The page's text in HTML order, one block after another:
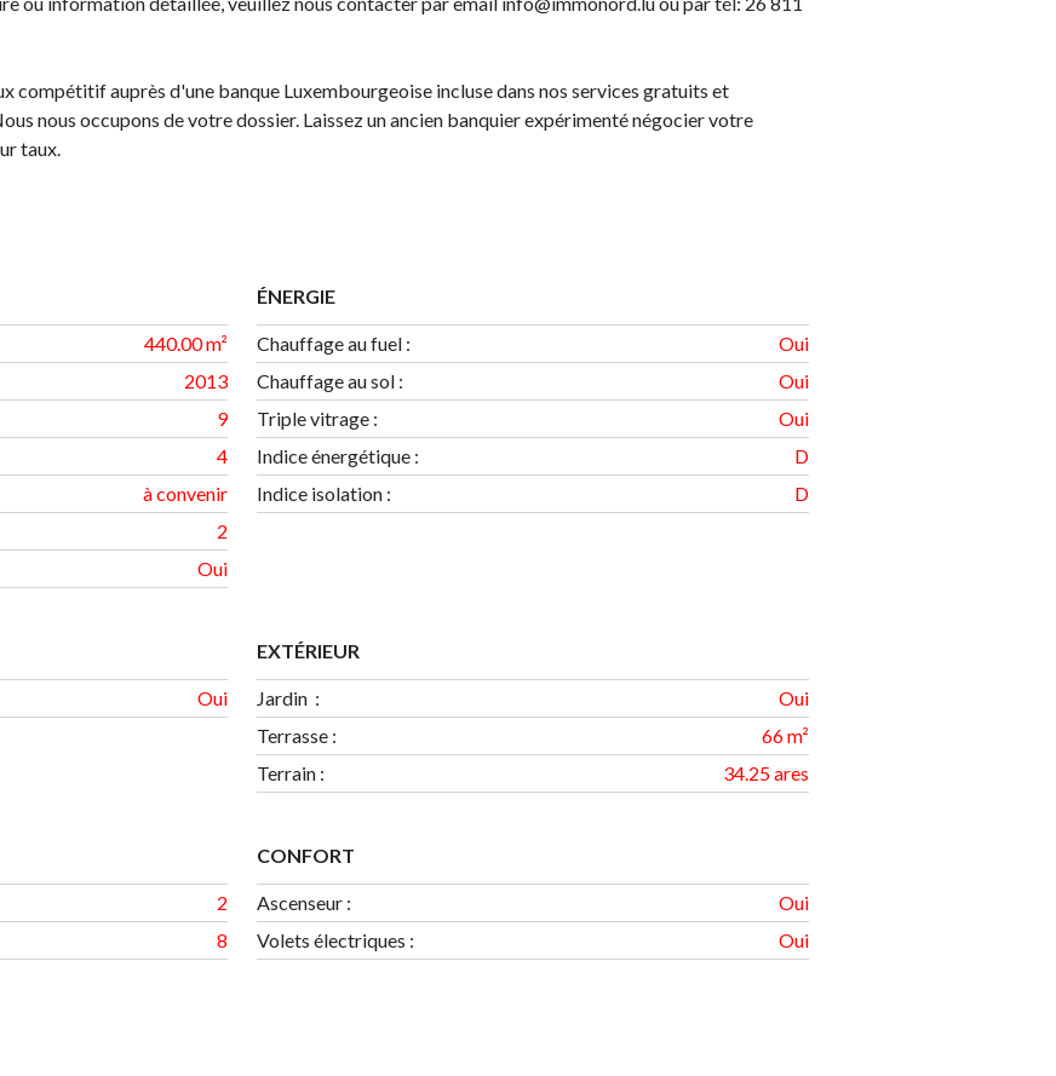
compétitif auprès d'une banque Luxembourgeoise incluse dans nos services gratuits et
nous occupons de votre dossier. Laissez un ancien banquier expérimenté négocier votre
taux.
440.00 m²
2013
9
4
à convenir
2
Oui
ÉNERGIE
Chauffage au fuel :
Oui
Chauffage au sol :
Oui
Triple vitrage :
Oui
Indice énergétique :
D
Indice isolation : D
Oui
EXTÉRIEUR
Jardin :
Oui
Terrasse :
66 m²
Terrain : 34.25 ares
2
8
CONFORT
Ascenseur :
Oui
Volets électriques :
Oui